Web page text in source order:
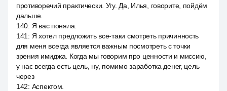
противоречий практически. Угу. Да, Илья, говорите, пойдём
дальше.
140: Я вас поняла.
141 : Я хотел предложить все-таки смотреть причинность
для меня всегда является важным посмотреть с точки
зрения имиджа. Когда мы говорим про ценности и миссию,
у нас всегда есть цель, ну, помимо заработка денег, цель
через
142: Аспектом.